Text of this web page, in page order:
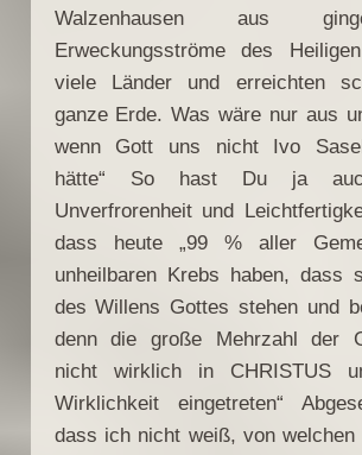
Walzenhausen aus
Erweckungsströme des
viele Länder und erreichten
ganze Erde. Was wäre nur aus
wenn Gott uns nicht Ivo
hätte“ So hast Du ja
Unverfrorenheit und
dass heute „99 % aller
unheilbaren Krebs haben, dass
des Willens Gottes stehen und
denn die große Mehrzahl der
nicht wirklich in CHRISTUS
Wirklichkeit eingetreten“
dass ich nicht weiß, von welchen